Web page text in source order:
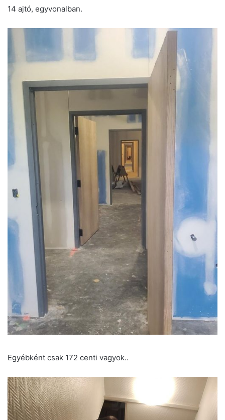
14 ajtó, egyvonalban.
Egyébként csak 172 centi vagyok..